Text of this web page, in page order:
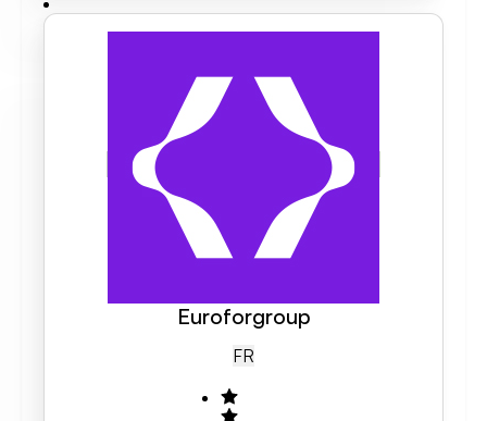
Euroforgroup
FR